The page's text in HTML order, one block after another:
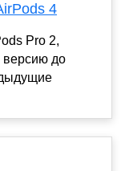
4
Pro 2,
версию до